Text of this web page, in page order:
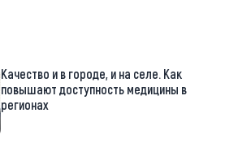
Качество и в городе, и на селе. Как
повышают доступность медицины в
регионах